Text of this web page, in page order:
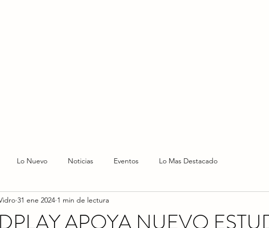
Lo Nuevo Noticias Eventos Lo Mas Destacado
APOYA NUEVO
31 ene 2024 1 min de lectura